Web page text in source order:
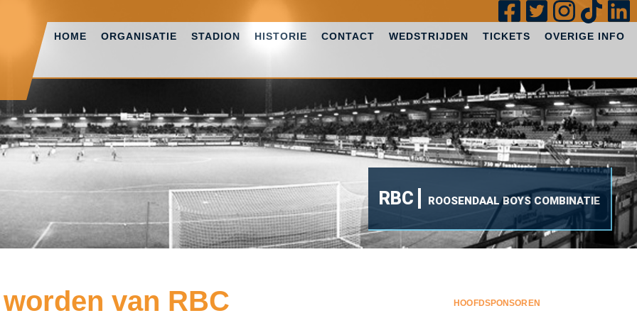
RBC ROOSENDAAL BOYS COMBINATIE
HOME ORGANISATIE STADION HISTORIE CONTACT WEDSTRIJDEN TICKETS OVERIGE INFO
van RBC HOOFDSPONSOREN